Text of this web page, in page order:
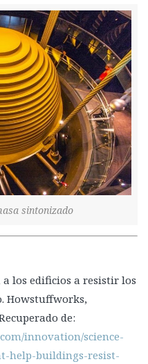
sintonizado
a los edificios a resistir los
Howstuffworks,
de:
innovation/science-
help-buildings-resist-